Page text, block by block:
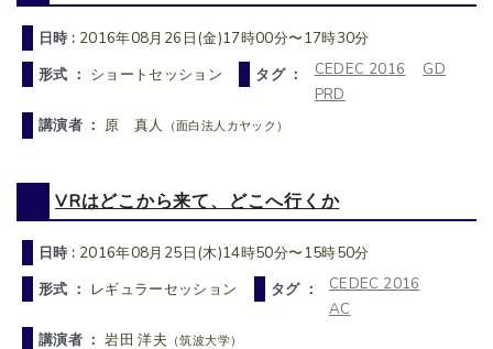
日時 : 2016年08月26日(金)17時00分〜17時30分
形式 ： ショートセッション タグ ： CEDEC 2016
GD
PRD
講演者 ：原 真人 （面白法人カヤック）
VRはどこから来て、どこへ行くか
日時 : 2016年08月25日(木)14時50分〜15時50分
形式 ： レギュラーセッション タグ ：
CEDEC 2016
AC
講演者 ：岩田 洋夫 （筑波大学）